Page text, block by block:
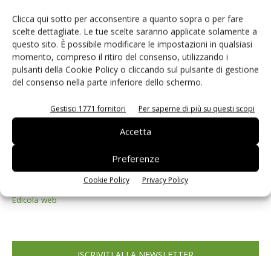
Clicca qui sotto per acconsentire a quanto sopra o per fare
scelte dettagliate. Le tue scelte saranno applicate solamente a
questo sito. È possibile modificare le impostazioni in qualsiasi
momento, compreso il ritiro del consenso, utilizzando i
pulsanti della Cookie Policy o cliccando sul pulsante di gestione
del consenso nella parte inferiore dello schermo.
Gestisci 1771 fornitori Per saperne di più su questi scopi
Accetta
Preferenze
Cookie Policy Privacy Policy
Edicola web
PCB Magazine
Edicola web